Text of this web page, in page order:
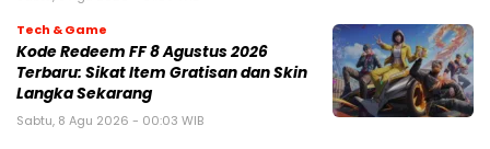
Tech & Game
Kode Redeem FF 8 Agustus 2026
Terbaru: Sikat Item Gratisan dan Skin
Langka Sekarang
Sabtu, 8 Agu 2026 - 00:03 WIB